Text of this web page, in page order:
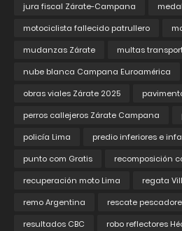
jura fiscal Zárate-Campana
motociclista fallecido patrullero
mudanzas Zárate
multas
nube blanca Campana Euroamérica
obras viales Zárate 2025
perros callejeros Zárate Campana
policía Lima
predio inferiores e
punto com Gratis
recomposición
recuperación moto Lima
regata
remo Argentina
rescate
resultados CBC
robo reflectores